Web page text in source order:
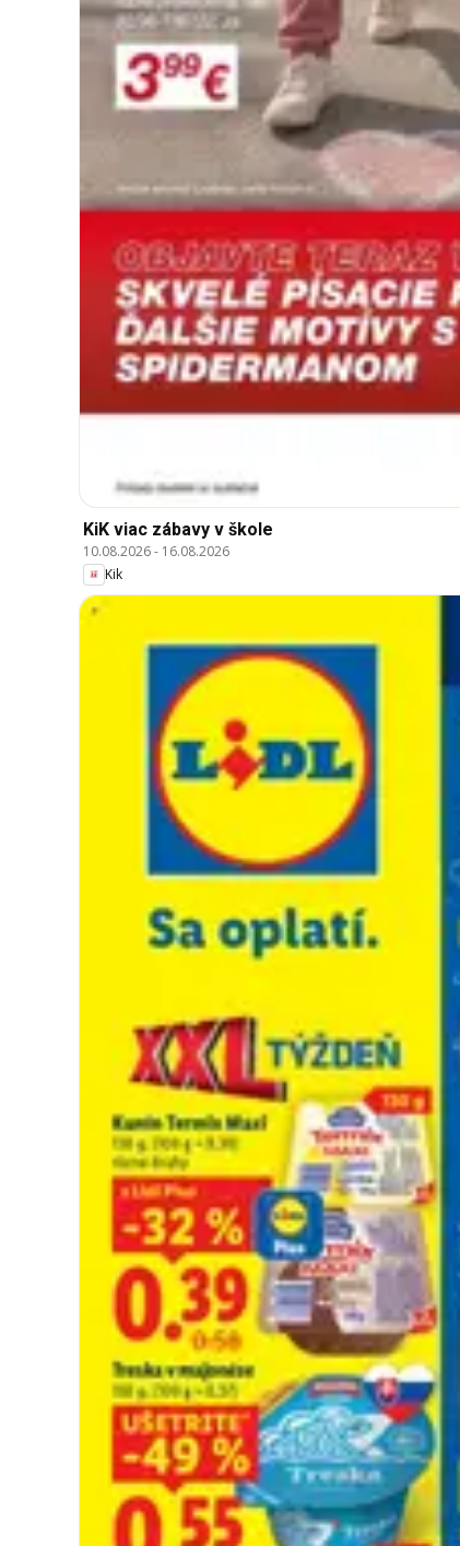
KiK viac zábavy v škole
10.08.2026- 16.08.2026
Kik